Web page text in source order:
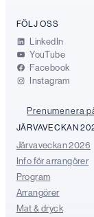
FÖLJ OSS
LinkedIn
YouTube
Facebook
Instagram
Prenumenera
JÄRVAVECKAN
Järvaveckan 2026
Info för arrangörer
Program
Arrangörer
Mat & dryck